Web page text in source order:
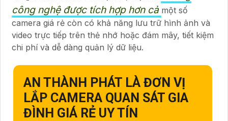
công nghệ được tích hợp hơn cả một số
camera giá rẻ còn có khả năng lưu trữ hình ảnh và
video trực tiếp trên thẻ nhớ hoặc đám mây, tiết kiệm
chi phí và dễ dàng quản lý dữ liệu.
AN THÀNH PHÁT LÀ ĐƠN VỊ
LẮP CAMERA QUAN SÁT GIA
ĐÌNH GIÁ RẺ UY TÍN